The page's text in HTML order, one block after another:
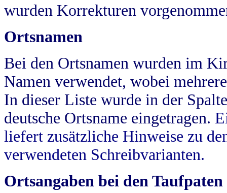
wurden Korrekturen
Ortsnamen
Bei den Ortsnamen wurden im
Namen verwendet, wobei
In dieser Liste wurde in der
deutsche Ortsname eingetragen.
liefert zusätzliche Hinweise zu
verwendeten Schreibvarianten.
Ortsangaben bei den Taufpaten